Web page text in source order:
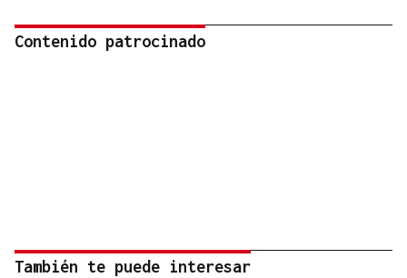
Contenido patrocinado
También te puede interesar